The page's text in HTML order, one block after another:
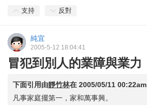
支持 反對
純宜
2005-5-12 18:04:41
冒犯到別人的業障與業力
下面引用由靜竹林在 2005/05/11 00:22am
凡事家庭擺第一，家和萬事興。